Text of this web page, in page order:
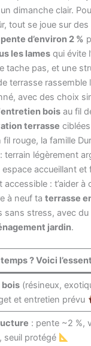
dimanche clair.
tout se joue sur
pente d’environ 2 %
les lames qui évite
tache pas, et une
terrasse rassemble
avec des choix
entretien bois au fil
terrasse
fil rouge, la famille
terrain légèrement
espace accueillant et
accessible : t’aider
à neuf taterrasse
sans stress, avec
jardin.
? Voici
bois (résineux,
et entretien prévu
: pente ~2 %,
seuil protégé